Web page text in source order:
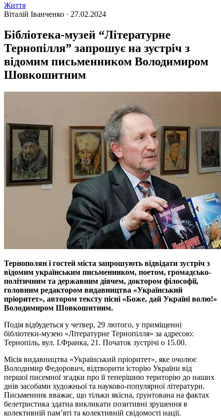
Життя
Віталій Іванченко · 27.02.2024
Бібліотека-музей “Літературне
Тернопілля” запрошує на зустріч з
відомим письменником Володимиром
Шовкошитним
Тернополян i гостей мiста запрошують вiдвiдати зустрiч з
вiдомим українським письменником, поетом, громадсько-
полiтичним та державним дiячем, доктором фiлософiї,
головним редактором видавництва «Український
прiоритет», автором тексту пiснi «Боже, дай Українi волю!»
Володимиром Шовкошитним.
Подiя вiдбудеться у четвер, 29 лютого, у примiщеннi
бiблiотеки-музею «Лiтературне Тернопiлля» за адресою:
Тернопiль, вул. I.Франка, 21. Початок зустрiчi о 15.00.
Мiсiя видавництва «Український прiоритет», яке очолює
Володимир Федорович, вiдтворити iсторiю України вiд
першої писемної згадки про її теперiшню територiю до наших
днiв засобами художньої та науково-популярної лiтератури.
Письменник вважає, що тiльки якiсна, ґрунтована на фактах
белетристика здатна викликати позитивнi зрушення в
колективнiй пам’ятi та колективнiй свiдомостi нацiї.